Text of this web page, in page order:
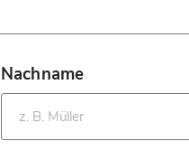
Nachname
*